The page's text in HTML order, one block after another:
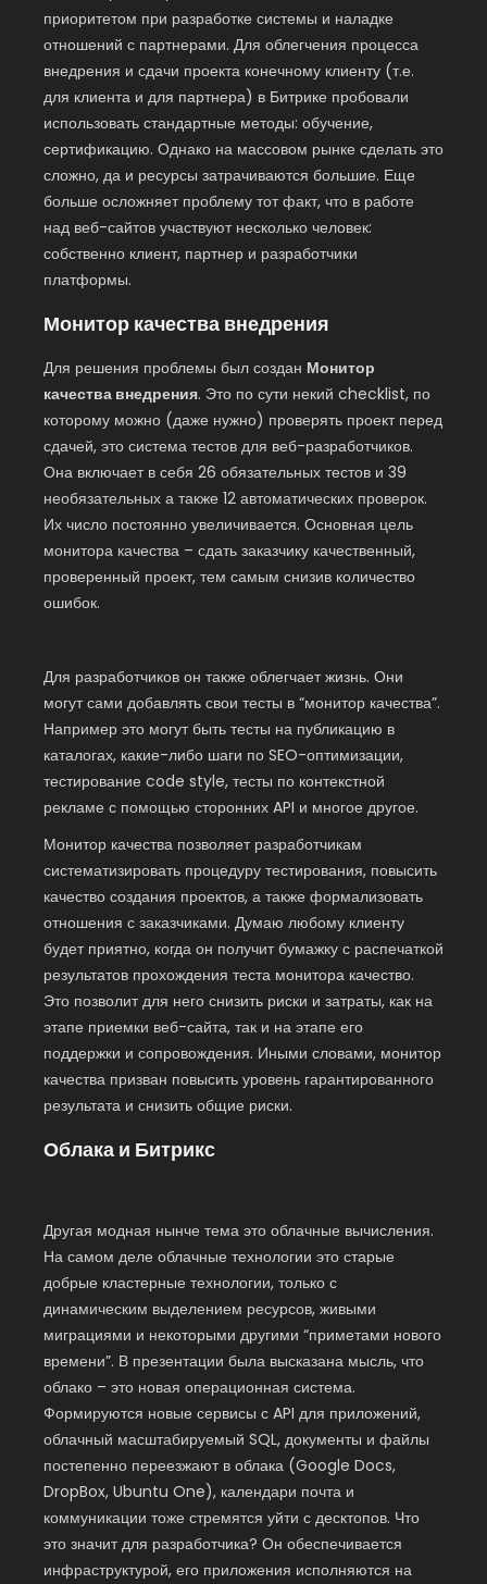
приоритетом при разработке системы и наладке
отношений с партнерами. Для облегчения процесса
внедрения и сдачи проекта конечному клиенту (т.е.
для клиента и для партнера) в Битрике пробовали
использовать стандартные методы: обучение,
сертификацию. Однако на массовом рынке сделать это
сложно, да и ресурсы затрачиваются большие. Еще
больше осложняет проблему тот факт, что в работе
над веб-сайтов участвуют несколько человек:
собственно клиент, партнер и разработчики
платформы.
Монитор качества внедрения
Для решения проблемы был создан Монитор
качества внедрения. Это по сути некий checklist, по
которому можно (даже нужно) проверять проект перед
сдачей, это система тестов для веб-разработчиков.
Она включает в себя 26 обязательных тестов и 39
необязательных а также 12 автоматических проверок.
Их число постоянно увеличивается. Основная цель
монитора качества – сдать заказчику качественный,
проверенный проект, тем самым снизив количество
ошибок.
Для разработчиков он также облегчает жизнь. Они
могут сами добавлять свои тесты в “монитор качества”.
Например это могут быть тесты на публикацию в
каталогах, какие-либо шаги по SEO-оптимизации,
тестирование code style, тесты по контекстной
рекламе с помощью сторонних API и многое другое.
Монитор качества позволяет разработчикам
систематизировать процедуру тестирования, повысить
качество создания проектов, а также формализовать
отношения с заказчиками. Думаю любому клиенту
будет приятно, когда он получит бумажку с распечаткой
результатов прохождения теста монитора качество.
Это позволит для него снизить риски и затраты, как на
этапе приемки веб-сайта, так и на этапе его
поддержки и сопровождения. Иными словами, монитор
качества призван повысить уровень гарантированного
результата и снизить общие риски.
Облака и Битрикс
Другая модная нынче тема это облачные вычисления.
На самом деле облачные технологии это старые
добрые кластерные технологии, только с
динамическим выделением ресурсов, живыми
миграциями и некоторыми другими “приметами нового
времени”. В презентации была высказана мысль, что
облако – это новая операционная система.
Формируются новые сервисы с API для приложений,
облачный масштабируемый SQL, документы и файлы
постепенно переезжают в облака (Google Docs,
DropBox, Ubuntu One), календари почта и
коммуникации тоже стремятся уйти с десктопов. Что
это значит для разработчика? Он обеспечивается
инфраструктурой, его приложения исполняются на